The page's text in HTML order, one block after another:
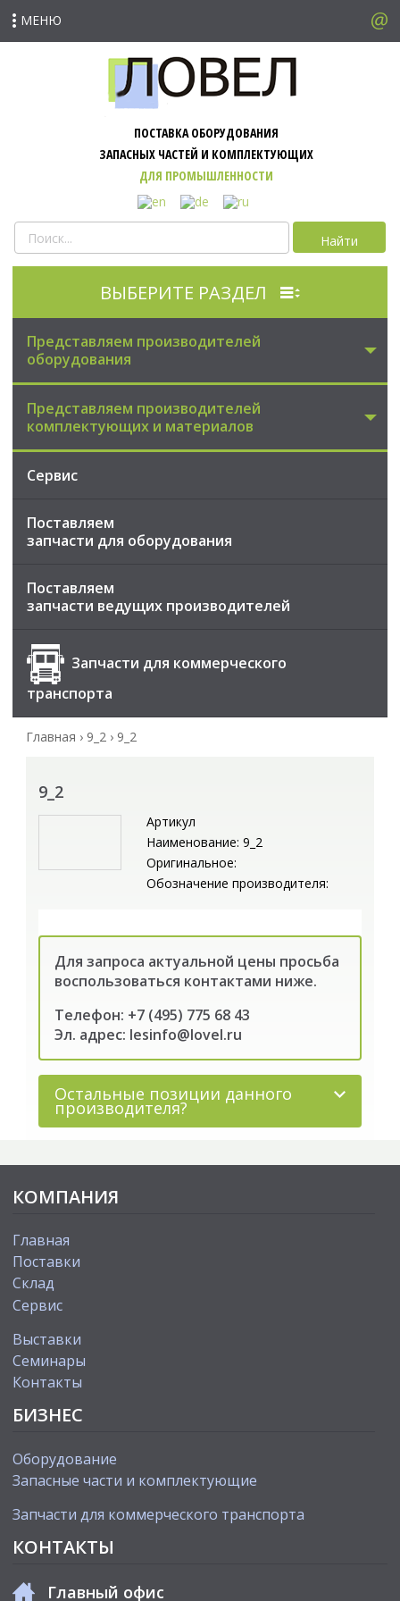
МЕНЮ
ПОСТАВКА ОБОРУДОВАНИЯ
ЗАПАСНЫХ ЧАСТЕЙ И КОМПЛЕКТУЮЩИХ
ДЛЯ ПРОМЫШЛЕННОСТИ
Найти
ВЫБЕРИТЕ РАЗДЕЛ
Представляем производителей
оборудования
Представляем производителей
комплектующих и материалов
Сервис
Поставляем
запчасти для оборудования
Поставляем
запчасти ведущих производителей
Запчасти для коммерческого
транспорта
Главная › 9_2 › 9_2
9_2
Артикул
Наименование: 9_2
Оригинальное:
Обозначение производителя:
Для запроса актуальной цены просьба
воспользоваться контактами ниже.
Телефон: +7 (495) 775 68 43
Эл. адрес: lesinfo@lovel.ru
Остальные позиции данного
производителя?
КОМПАНИЯ
Главная
Поставки
Склад
Сервис
Выставки
Cеминары
Контакты
БИЗНЕС
Оборудование
Запасные части и комплектующие
Запчасти для коммерческого транспорта
КОНТАКТЫ
Главный офис